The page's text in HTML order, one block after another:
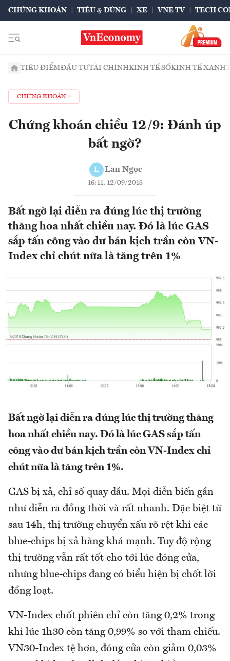
CHỨNG KHOÁN TIÊU & DÙNG XE VNE TV TECH
TIÊU ĐIỂMĐẦU TƯTÀI CHÍNHKINH TẾ SỐKINH TẾ XANH
CHỨNG KHOÁN
Chứng khoán chiều 12/9: Đánh úp
bất ngờ?
L Lan Ngọc
16:11, 12/09/2018
Bất ngờ lại diễn ra đúng lúc thị trường
thăng hoa nhất chiều nay. Đó là lúc GAS
sắp tấn công vào dư bán kịch trần còn VN-
Index chỉ chút nữa là tăng trên 1%
Bất ngờ lại diễn ra đúng lúc thị trường thăng
hoa nhất chiều nay. Đó là lúc GAS sắp tấn
công vào dư bán kịch trần còn VN-Index chỉ
chút nữa là tăng trên 1%.
GAS bị xả, chỉ số quay đầu. Mọi diễn biến gần
như diễn ra đồng thời và rất nhanh. Đặc biệt từ
sau 14h, thị trường chuyển xấu rõ rệt khi các
blue-chips bị xả hàng khá mạnh. Tuy độ rộng
thị trường vẫn rất tốt cho tới lúc đóng cửa,
nhưng blue-chips đang có biểu hiện bị chốt lời
đồng loạt.
VN-Index chốt phiên chỉ còn tăng 0,2% trong
khi lúc 1h30 còn tăng 0,99% so với tham chiếu.
VN30-Index tệ hơn, đóng cửa còn giảm 0,03%